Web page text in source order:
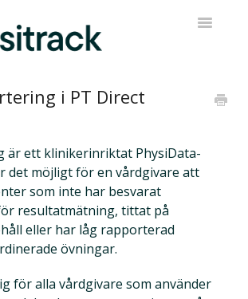
Toggle
Kontakta support
i PT Direct
är ett klinikerinriktat PhysiData-
det möjligt för en vårdgivare att
som inte har besvarat
resultatmätning, tittat på
eller har låg rapporterad
övningar.
för alla vårdgivare som använder